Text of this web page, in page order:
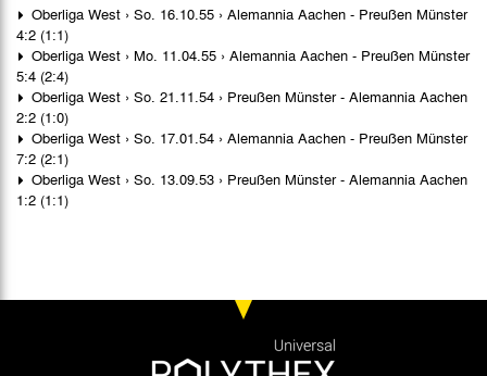
Oberliga West › So. 16.10.55 › Alemannia Aachen - Preußen Münster
4:2 (1:1)
Oberliga West › Mo. 11.04.55 › Alemannia Aachen - Preußen Münster
5:4 (2:4)
Oberliga West › So. 21.11.54 › Preußen Münster - Alemannia Aachen
2:2 (1:0)
Oberliga West › So. 17.01.54 › Alemannia Aachen - Preußen Münster
7:2 (2:1)
Oberliga West › So. 13.09.53 › Preußen Münster - Alemannia Aachen
1:2 (1:1)